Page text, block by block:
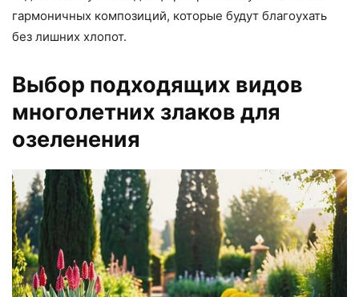
гармоничных композиций, которые будут благоухать
без лишних хлопот.
Выбор подходящих видов
многолетних злаков для
озеленения